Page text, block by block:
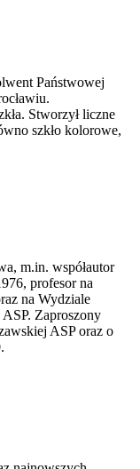
Państwowej
Stworzył liczne
szkło kolorowe,
m.in. współautor
profesor na
na Wydziale
Zaproszony
ASP oraz o